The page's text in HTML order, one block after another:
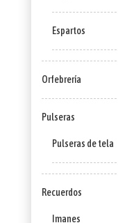
Espartos
Orfebrería
Pulseras
Pulseras de tela
Recuerdos
Imanes